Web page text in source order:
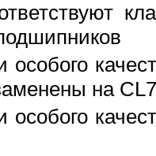
особого
на
особого